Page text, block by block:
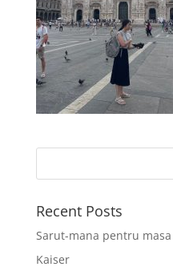
Recent Posts
Sarut-mana pentru masa
Kaiser